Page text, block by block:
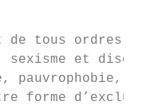
tous ordres.
sexisme et
pauvrophobie,
forme